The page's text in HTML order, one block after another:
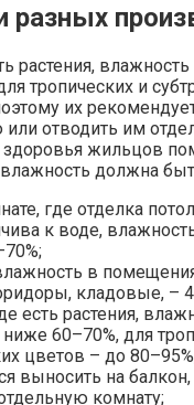
разных
растения,
тропических и
их
отводить им
здоровья жильцов
влажность должна
где отделка
к воде,
в
кладовые, –
есть растения,
60–70%, для
цветов – до
выносить на
комнату;